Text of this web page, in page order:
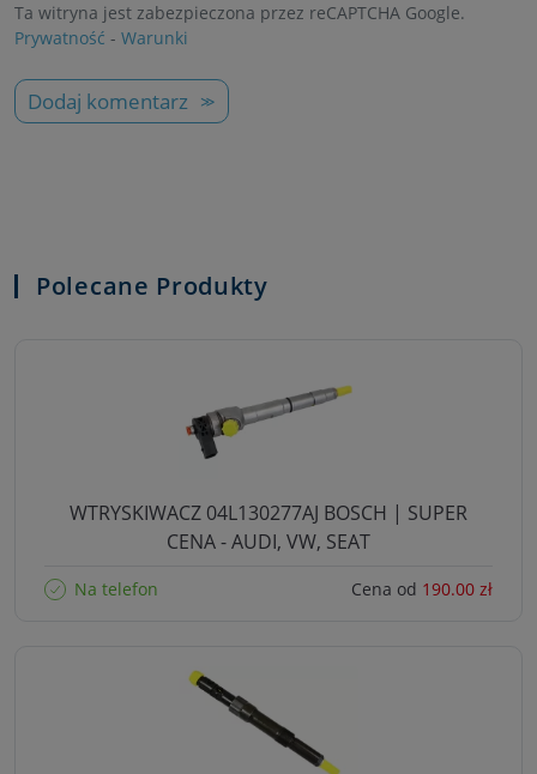
Ta witryna jest zabezpieczona przez reCAPTCHA Google.
Prywatność - Warunki
Dodaj komentarz
Polecane Produkty
WTRYSKIWACZ 04L130277AJ BOSCH | SUPER
CENA - AUDI, VW, SEAT
Na telefon Cena od 190.00 zł